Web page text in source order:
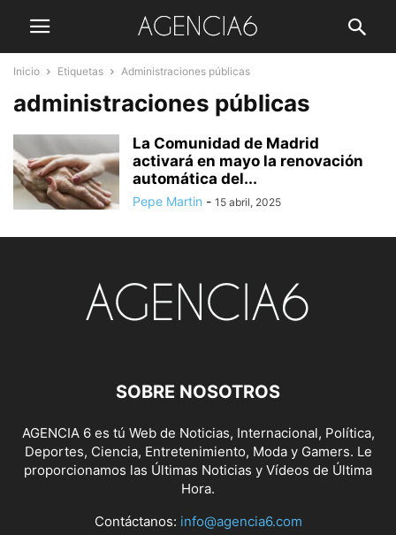
Inicio Etiquetas Administraciones públicas
administraciones públicas
La Comunidad de Madrid
activará en mayo la renovación
automática del...
Pepe Martin - 15 abril, 2025
SOBRE NOSOTROS
AGENCIA 6 es tú Web de Noticias, Internacional, Política,
Deportes, Ciencia, Entretenimiento, Moda y Gamers. Le
proporcionamos las Últimas Noticias y Vídeos de Última
Hora.
Contáctanos: info@agencia6.com